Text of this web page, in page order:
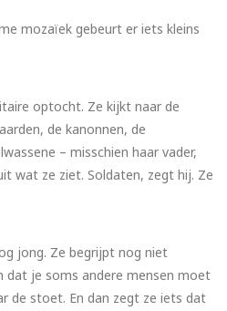
mozaïek gebeurt er iets kleins
optocht. Ze kijkt naar de
de kanonnen, de
– misschien haar vader,
wat ze ziet. Soldaten, zegt hij. Ze
jong. Ze begrijpt nog niet
dat je soms andere mensen moet
de stoet. En dan zegt ze iets dat